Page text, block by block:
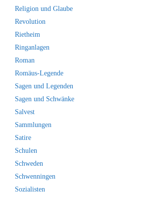
Religion und Glaube
Revolution
Rietheim
Ringanlagen
Roman
Romäus-Legende
Sagen und Legenden
Sagen und Schwänke
Salvest
Sammlungen
Satire
Schulen
Schweden
Schwenningen
Sozialisten